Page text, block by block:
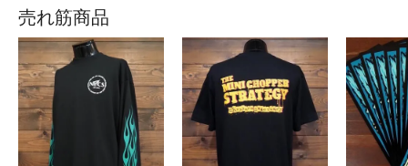
売れ筋商品